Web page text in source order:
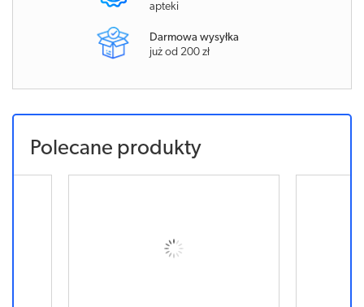
apteki
Darmowa wysyłka
już od 200 zł
Polecane produkty